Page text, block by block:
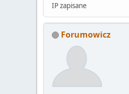
IP zapisane
Forumowicz